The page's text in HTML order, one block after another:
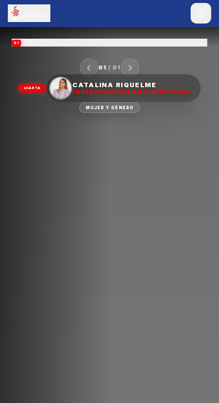
01
01 / 01
CARTA CATALINA RIQUELME
INVESTIGADORA ÁREA MUNICIPAL
MUJER Y GÉNERO